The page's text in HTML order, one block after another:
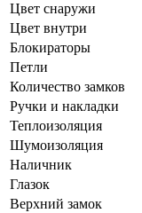
Цвет снаружи
Цвет внутри
Блокираторы
Петли
Количество замков
Ручки и накладки
Теплоизоляция
Шумоизоляция
Наличник
Глазок
Верхний замок